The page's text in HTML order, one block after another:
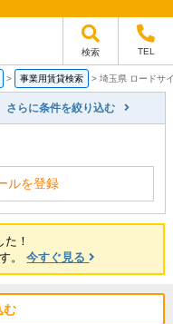
検索 TEL
> 事業用賃貸検索 > 埼玉県 ロードサ
さらに条件を絞り込む
ルを登録
た！
。今すぐ見る
む